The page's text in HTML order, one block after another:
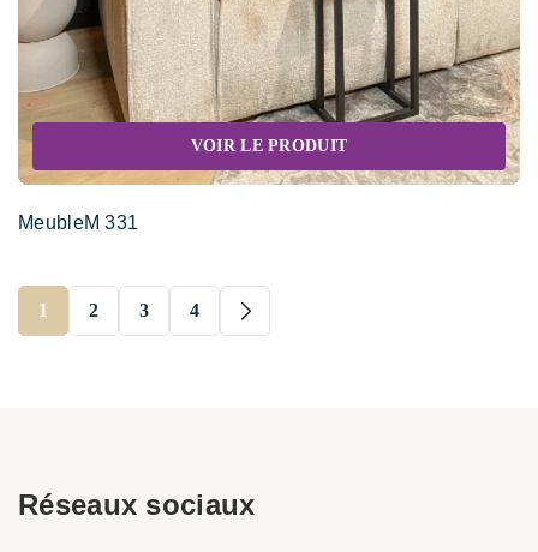
VOIR LE PRODUIT
MeubleM 331
1 2 3 4
Réseaux sociaux